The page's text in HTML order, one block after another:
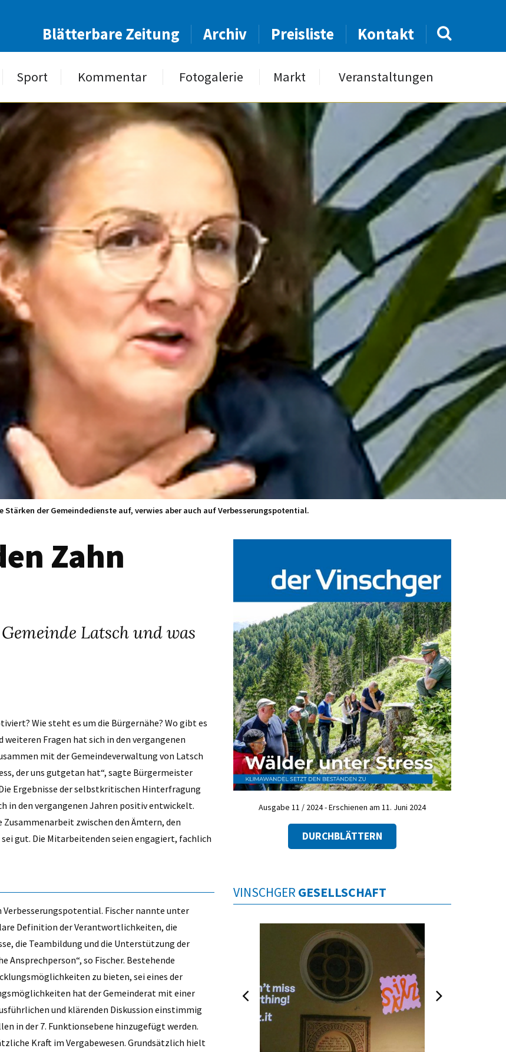
Blätterbare Zeitung Archiv Preisliste Kontakt
Sport Kommentar Fotogalerie Markt Veranstaltungen
Stärken der Gemeindedienste auf, verwies aber auch auf Verbesserungspotential.
Zahn
Latsch und was
Wie steht es um die Bürgernähe? Wo gibt es
Fragen hat sich in den vergangenen
mit der Gemeindeverwaltung von Latsch
der uns gutgetan hat“, sagte Bürgermeister
Ergebnisse der selbstkritischen Hinterfragung
in den vergangenen Jahren positiv entwickelt.
zwischen den Ämtern, den
gut. Die Mitarbeitenden seien engagiert, fachlich
Fischer nannte unter
Definition der Verantwortlichkeiten, die
die Teambildung und die Unterstützung der
so Fischer. Bestehende
zu bieten, sei eines der
hat der Gemeinderat mit einer
und klärenden Diskussion einstimmig
in der 7. Funktionsebene hinzugefügt werden.
Kraft im Vergabewesen. Grundsätzlich hielt
Ausgabe 11 / 2024 - Erschienen am 11. Juni 2024
DURCHBLÄTTERN
VINSCHGER GESELLSCHAFT